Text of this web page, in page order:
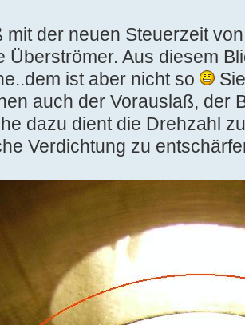
mit der neuen Steuerzeit
Überströmer. Aus diesem
ist aber nicht so
auch der Vorauslaß, der
dazu dient die Drehzahl
Verdichtung zu